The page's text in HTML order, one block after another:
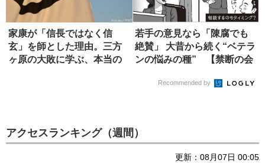
家康が「信長ではなく信
玄」を師とした理由。三方
ヶ原の大敗に学ぶ、本当の
若手の意見なら「陳腐でも
絶賛」 大昔から続く“ベテラ
ンの悩みの種” 【禁断の会
Recommended by
アクセスランキング（週間）
更新：08月07日 00:05